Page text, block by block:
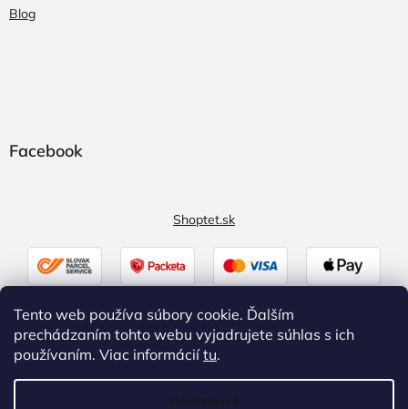
Tento web používa súbory cookie. Ďalším
prechádzaním tohto webu vyjadrujete súhlas s ich
používaním. Viac informáciítu.
Nastavenie
Blog
Facebook
Shoptet.sk
Vytvoril Shoptet|Upravil Balkys